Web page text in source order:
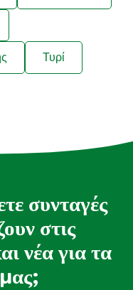
Τυρί
συνταγές
στις
νέα για τα